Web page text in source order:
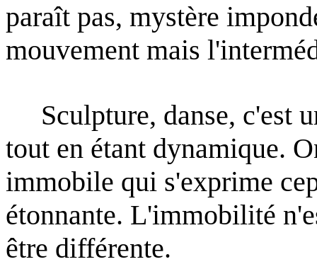
paraît pas, mystère
mouvement mais
Sculpture, danse, c'est
tout en étant dynamique.
immobile qui s'exprime
étonnante. L'immobilité
être différente.